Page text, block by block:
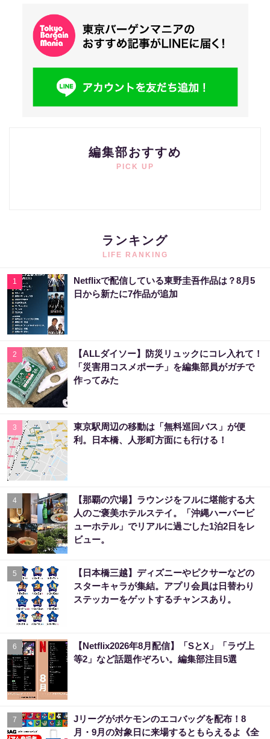
編集部おすすめ
PICK UP
ランキング
LIFE RANKING
1
Netflixで配信している東野圭吾作品は？8月5
日から新たに7作品が追加
2
【ALLダイソー】防災リュックにコレ入れて！
「災害用コスメポーチ」を編集部員がガチで
作ってみた
3
東京駅周辺の移動は「無料巡回バス」が便
利。日本橋、人形町方面にも行ける！
4
【那覇の穴場】ラウンジをフルに堪能する大
人のご褒美ホテルステイ。「沖縄ハーバービ
ューホテル」でリアルに過ごした1泊2日をレ
ビュー。
5
【日本橋三越】ディズニーやピクサーなどの
スターキャラが集結。アプリ会員は日替わり
ステッカーをゲットするチャンスあり。
6
【Netflix2026年8月配信】「SとX」「ラヴ上
等2」など話題作ぞろい。編集部注目5選
7
Jリーグがポケモンのエコバッグを配布！8
月・9月の対象日に来場するともらえるよ《全